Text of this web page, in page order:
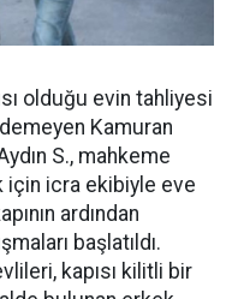
olduğu evin tahliyesi
Kamuran
S., mahkeme
için icra ekibiyle eve
ardından
başlatıldı.
kapısı kilitli bir